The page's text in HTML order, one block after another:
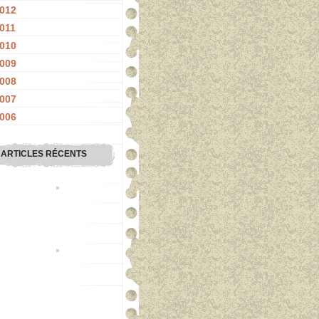
ARTICLES RÉCENTS